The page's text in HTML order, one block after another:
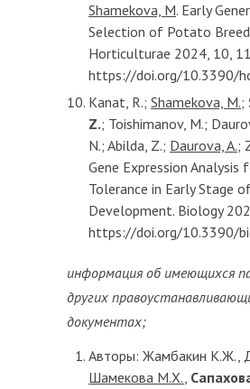
Shamekova, M. Early
Selection of Potato
Horticulturae 2024, 10,
https://doi.org/10.3390/
Kanat, R.; Shamekova, M.;
Z.; Toishimanov, M.;
N.; Abilda, Z.; Daurova, A.;
Gene Expression Analysis
Tolerance in Early Stage
Development. Biology
https://doi.org/10.3390/
информация об имеющихся
других
документах;
Авторы: Жамбакин К.Ж.,
Шамекова М.Х.,